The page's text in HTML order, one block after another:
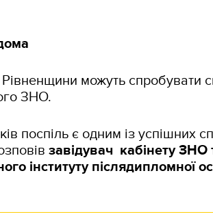
можуть спробувати
ЗНО.
поспіль є одним із успішних
завідувач кабінету ЗНО
інституту післядипломної